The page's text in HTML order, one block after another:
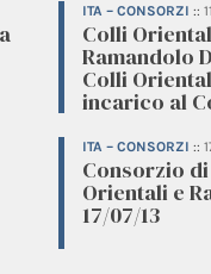
ITA – CONSORZI ::
Colli
Ramandolo
Colli
incarico al
ITA – CONSORZI ::
Consorzio
Orientali e
17/07/13